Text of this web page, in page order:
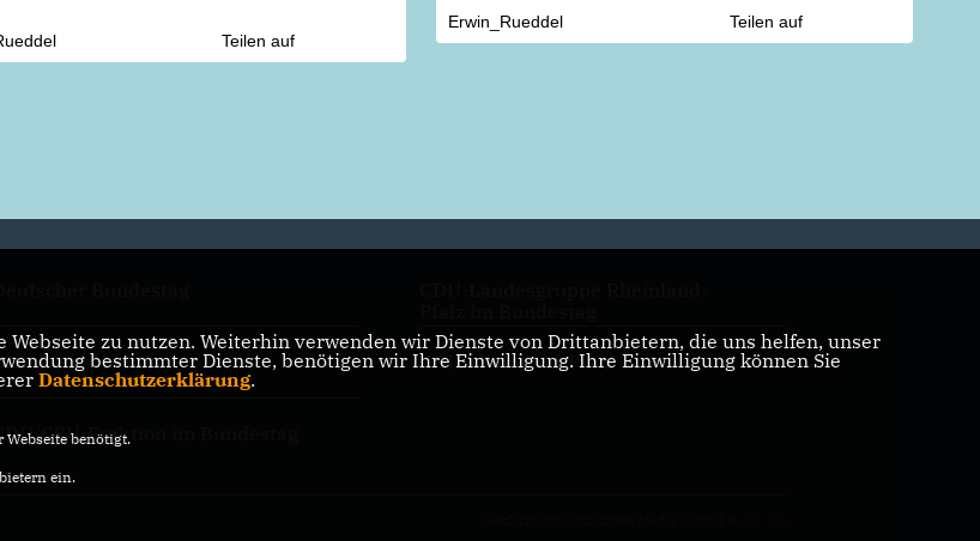
Erwin_Rueddel Teilen auf
Teilen auf
Deutschlands
CSU-Fraktion im Bundestag
CDU Rheinland-Pfalz
Webseite zu nutzen. Weiterhin verwenden wir Dienste von Drittanbietern, die uns helfen, unser
bestimmter Dienste, benötigen wir Ihre Einwilligung. Ihre Einwilligung können Sie
Datenschutzerklärung.
benötigt.
ein.